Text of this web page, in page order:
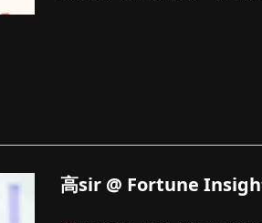
高sir @ Fortune